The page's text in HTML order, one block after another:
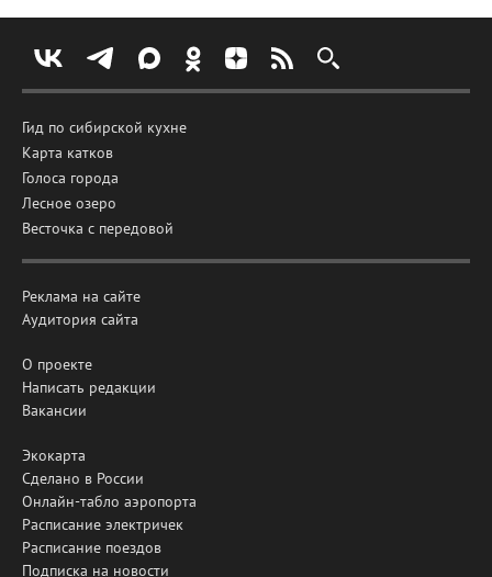
Гид по сибирской кухне
Карта катков
Голоса города
Лесное озеро
Весточка с передовой
Реклама на сайте
Аудитория сайта
О проекте
Написать редакции
Вакансии
Экокарта
Сделано в России
Онлайн-табло аэропорта
Расписание электричек
Расписание поездов
Подписка на новости